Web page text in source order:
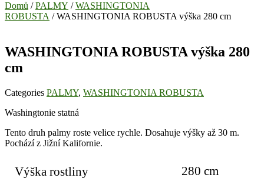
Domů /PALMY /WASHINGTONIA
ROBUSTA / WASHINGTONIA ROBUSTA výška 280 cm
WASHINGTONIA ROBUSTA výška 280
cm
Categories PALMY, WASHINGTONIA ROBUSTA
Washingtonie statná
Tento druh palmy roste velice rychle. Dosahuje výšky až 30 m.
Pochází z Jižní Kalifornie.
Výška rostliny
280 cm